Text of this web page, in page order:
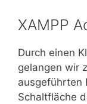
XAMPP
Durch einen
gelangen wir
ausgeführten
Schaltfläche